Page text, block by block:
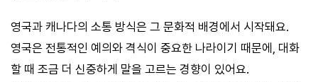
영국과 캐나다의 소통 방식은 그 문화적 배경에서 시작돼요.
영국은 전통적인 예의와 격식이 중요한 나라이기 때문에, 대화
할 때 조금 더 신중하게 말을 고르는 경향이 있어요.